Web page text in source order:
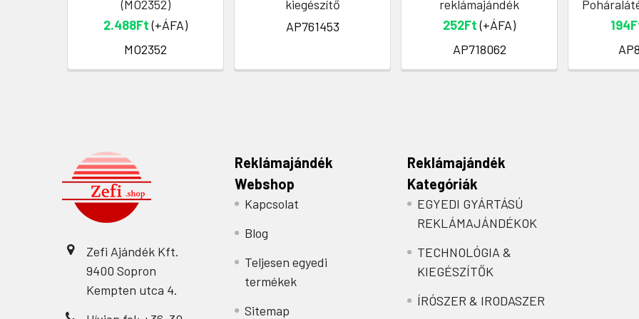
(MO2352)
2.488Ft(+ÁFA)
MO2352
kiegészítő
AP761453
reklámajándék
252Ft(+ÁFA)
AP718062
Zefi Ajándék Kft.
9400 Sopron
Kempten utca 4.
Reklámajándék
Webshop
Kapcsolat
Blog
Teljesen egyedi
termékek
Sitemap
Reklámajándék
Kategóriák
EGYEDI GYÁRTÁSÚ
REKLÁMAJÁNDÉKOK
TECHNOLÓGIA &
KIEGÉSZÍTŐK
ÍRÓSZER & IRODASZER